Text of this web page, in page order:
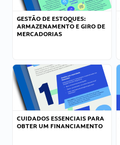
GESTÃO DE ESTOQUES:
ARMAZENAMENTO E GIRO DE
MERCADORIAS
CUIDADOS ESSENCIAIS PARA
OBTER UM FINANCIAMENTO